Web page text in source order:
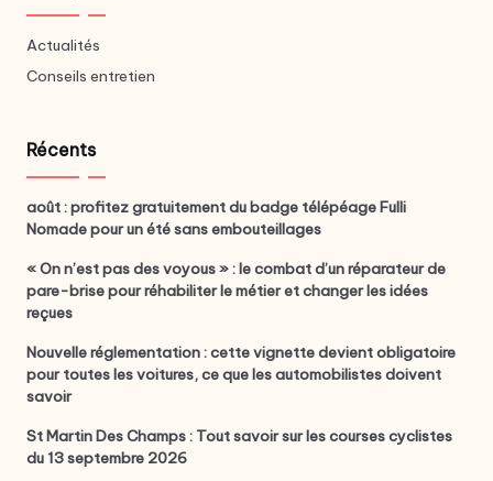
Actualités
Conseils entretien
Récents
août : profitez gratuitement du badge télépéage Fulli
Nomade pour un été sans embouteillages
« On n’est pas des voyous » : le combat d’un réparateur de
pare-brise pour réhabiliter le métier et changer les idées
reçues
Nouvelle réglementation : cette vignette devient obligatoire
pour toutes les voitures, ce que les automobilistes doivent
savoir
St Martin Des Champs : Tout savoir sur les courses cyclistes
du 13 septembre 2026